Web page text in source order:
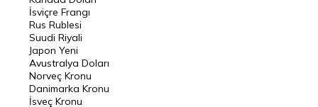
Riyal Kuru
Avustralya Doları
Danimarka Kronu Kuru
Kanada Doları Kuru
İsviçre Frangı
Rus Rublesi
Suudi Riyali
Japon Yeni
Avustralya Doları
Norveç Kronu
Danimarka Kronu
İsveç Kronu